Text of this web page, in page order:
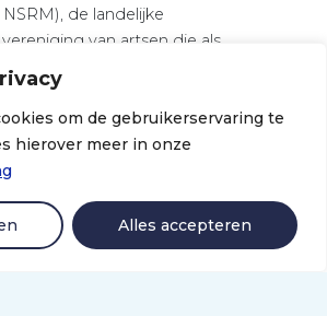
om de gebruikerservaring te
hierover meer in onze
Alles accepteren
de landelijke
van artsen die als
in het register van de
Geneeskundig Specialisten (RGS).